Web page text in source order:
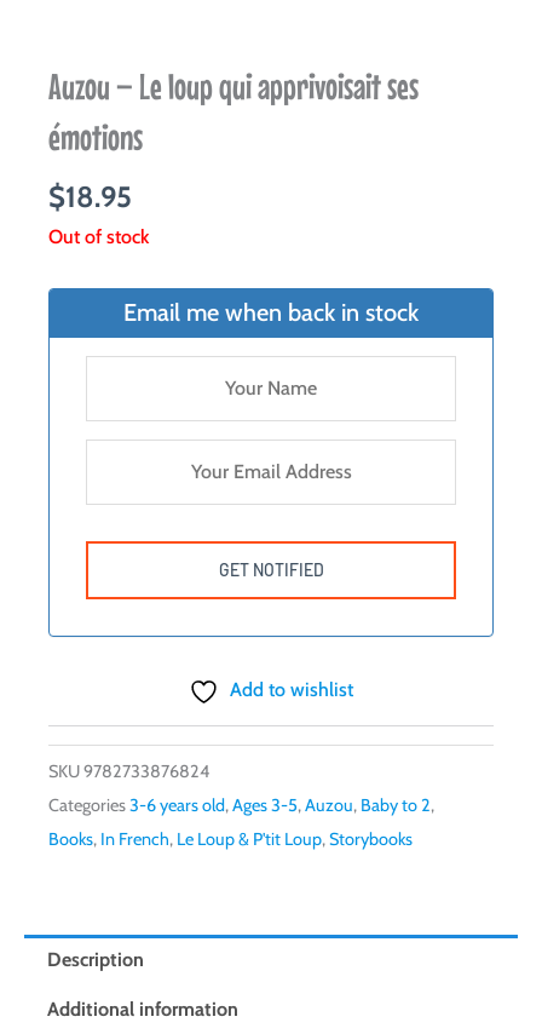
Auzou – Le loup qui apprivoisait ses
émotions
$18.95
Out of stock
Email me when back in stock
Add to wishlist
SKU9782733876824
Categories3-6 years old,Ages 3-5,Auzou, Baby to 2,
Books, In French, Le Loup & P'tit Loup,Storybooks
Description
Additional information